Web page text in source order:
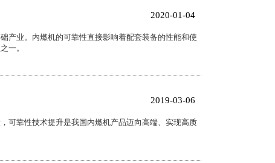
2020-01-04
产业。内燃机的可靠性直接影响着配套装备的性能和使
一。
2019-03-06
可靠性技术提升是我国内燃机产品迈向高端、实现高质